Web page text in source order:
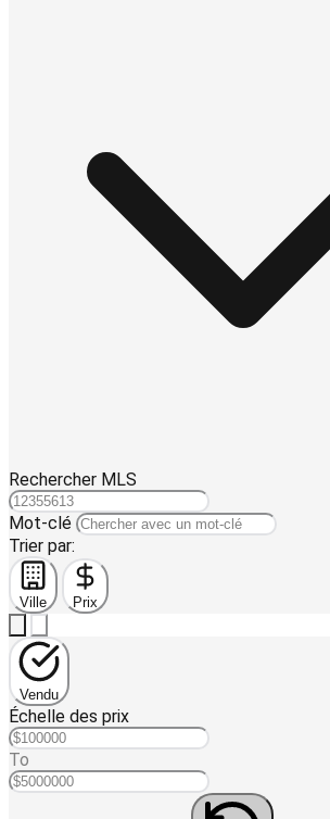
Rechercher MLS
Mot-clé
Trier par:
Ville Prix
Vendu
Échelle des prix
To